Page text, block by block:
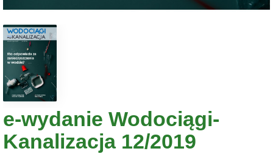
e-wydanie Wodociągi-
Kanalizacja 12/2019